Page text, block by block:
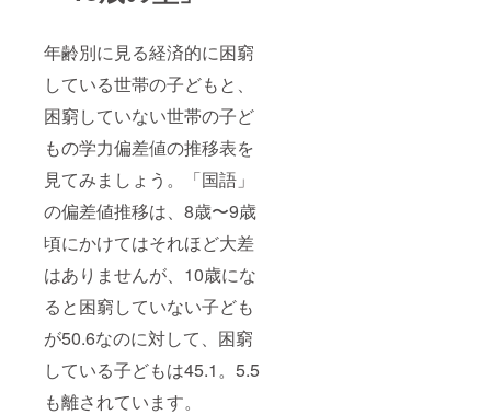
年齢別に見る経済的に困窮
している世帯の子どもと、
困窮していない世帯の子ど
もの学力偏差値の推移表を
見てみましょう。「国語」
の偏差値推移は、8歳〜9歳
頃にかけてはそれほど大差
はありませんが、10歳にな
ると困窮していない子ども
が50.6なのに対して、困窮
している子どもは45.1。5.5
も離されています。